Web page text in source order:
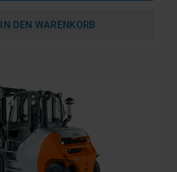
IN DEN WARENKORB